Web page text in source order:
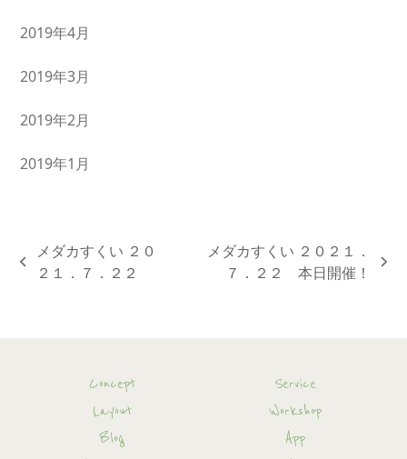
2019年4月
2019年3月
2019年2月
2019年1月
previous
メダカすくい ２０
２１．７．２２
メダカすくい ２０２１．
７．２２ 本日開催！
Concept
Service
Layout
Workshop
Blog
App